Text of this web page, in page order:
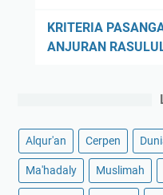
KRITERIA
ANJURAN
Alqur'an Cerpen
Ma'hadaly Muslimah